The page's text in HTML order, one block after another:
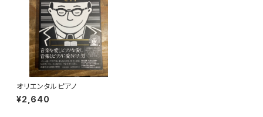
オリエンタルピアノ
¥2,640